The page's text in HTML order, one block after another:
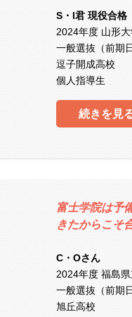
S・I君 現役合格
2024年度 山形
一般選抜（前期
逗子開成高校
個人指導生
続きを見
富士学院は予
きたからこそ
C・Oさん
2024年度 福島
一般選抜（前期
旭丘高校